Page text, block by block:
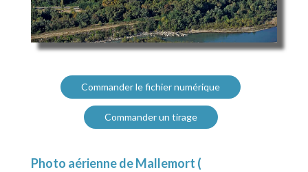
Commander le fichier numérique
Commander un tirage
Photo aérienne de Mallemort (